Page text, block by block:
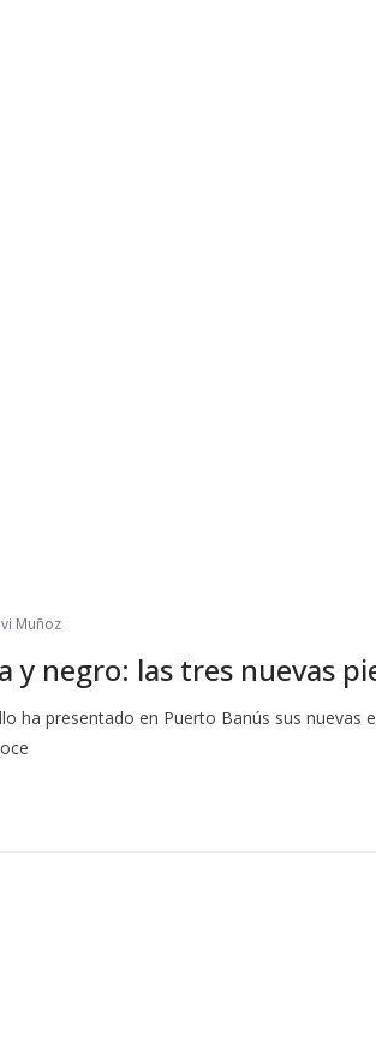
Muñoz
y negro: las tres nuevas
ha presentado en Puerto Banús sus nuevas